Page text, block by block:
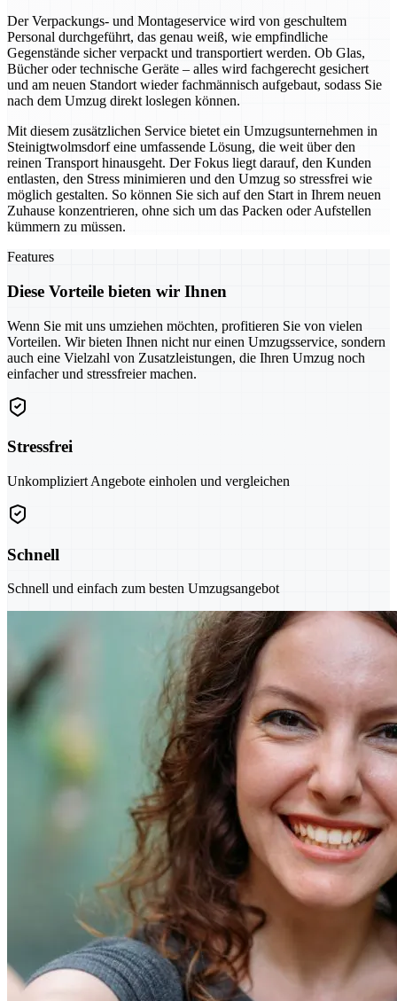
Der Verpackungs- und Montageservice wird von geschultem
Personal durchgeführt, das genau weiß, wie empfindliche
Gegenstände sicher verpackt und transportiert werden. Ob Glas,
Bücher oder technische Geräte – alles wird fachgerecht gesichert
und am neuen Standort wieder fachmännisch aufgebaut, sodass Sie
nach dem Umzug direkt loslegen können.
Mit diesem zusätzlichen Service bietet ein Umzugsunternehmen in
Steinigtwolmsdorf eine umfassende Lösung, die weit über den
reinen Transport hinausgeht. Der Fokus liegt darauf, den Kunden
entlasten, den Stress minimieren und den Umzug so stressfrei wie
möglich gestalten. So können Sie sich auf den Start in Ihrem neuen
Zuhause konzentrieren, ohne sich um das Packen oder Aufstellen
kümmern zu müssen.
Features
Diese Vorteile bieten wir Ihnen
Wenn Sie mit uns umziehen möchten, profitieren Sie von vielen
Vorteilen. Wir bieten Ihnen nicht nur einen Umzugsservice, sondern
auch eine Vielzahl von Zusatzleistungen, die Ihren Umzug noch
einfacher und stressfreier machen.
Stressfrei
Unkompliziert Angebote einholen und vergleichen
Schnell
Schnell und einfach zum besten Umzugsangebot